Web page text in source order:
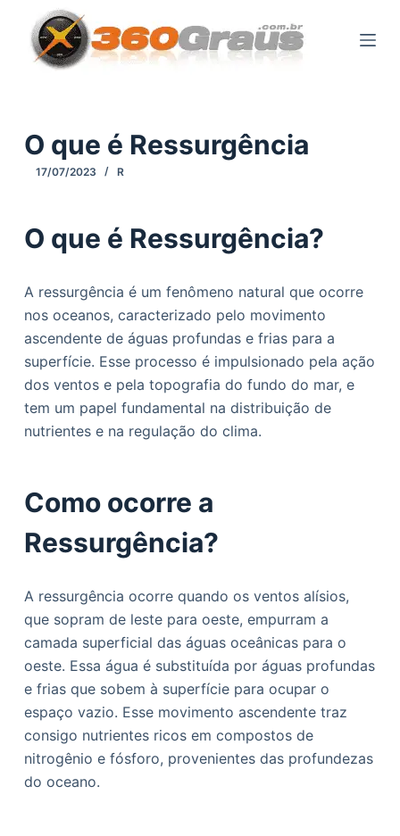
p
o
n
e
ú
d
o
O que é Ressurgência
17/07/2023 R
O que é Ressurgência?
A ressurgência é um fenômeno natural que ocorre
nos oceanos, caracterizado pelo movimento
ascendente de águas profundas e frias para a
superfície. Esse processo é impulsionado pela ação
dos ventos e pela topografia do fundo do mar, e
tem um papel fundamental na distribuição de
nutrientes e na regulação do clima.
Como ocorre a
Ressurgência?
A ressurgência ocorre quando os ventos alísios,
que sopram de leste para oeste, empurram a
camada superficial das águas oceânicas para o
oeste. Essa água é substituída por águas profundas
e frias que sobem à superfície para ocupar o
espaço vazio. Esse movimento ascendente traz
consigo nutrientes ricos em compostos de
nitrogênio e fósforo, provenientes das profundezas
do oceano.